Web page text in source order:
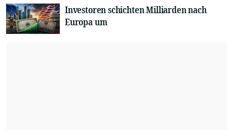
Investoren schichten Milliarden nach
Europa um